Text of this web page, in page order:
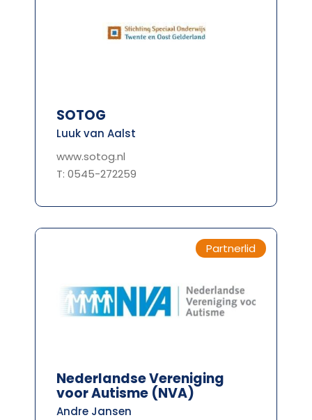
SOTOG
Luuk van Aalst
www.sotog.nl
T: 0545-272259
Partnerlid
Nederlandse Vereniging
voor Autisme (NVA)
Andre Jansen